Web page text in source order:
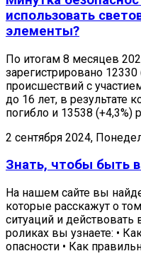
использовать
элементы?
По итогам 8 месяцев
зарегистрировано
происшествий с
до 16 лет, в результате
погибло и 13538 (+4,3%)
2 сентября 2024,
Знать, чтобы быть
На нашем сайте вы
которые расскажут о
ситуаций и
роликах вы узнаете: •
опасности • Как